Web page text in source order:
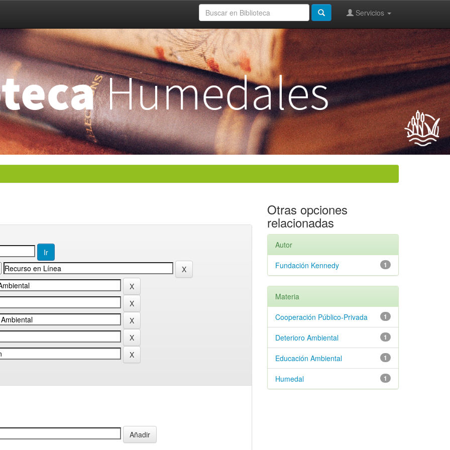
Servicios
Otras opciones
relacionadas
Autor
1
Fundación Kennedy
Materia
1
Cooperación Público-Privada
1
Deterioro Ambiental
1
Educación Ambiental
1
Humedal